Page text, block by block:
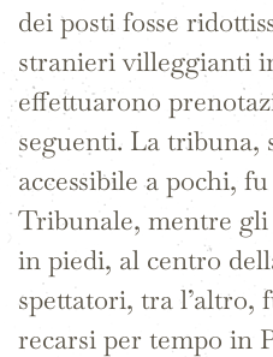
dei posti fosse
stranieri villeggianti
effettuarono
seguenti. La tribuna,
accessibile a pochi,
Tribunale, mentre
in piedi, al centro
spettatori, tra l’altro,
recarsi per tempo in